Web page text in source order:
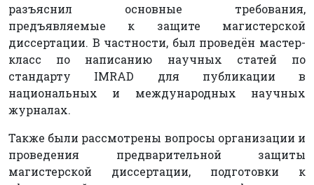
разъяснил основные требования,
предъявляемые к защите магистерской
диссертации. В частности, был проведён мастер-
класс по написанию научных статей по
стандарту IMRAD для публикации в
национальных и международных научных
журналах.
Также были рассмотрены вопросы организации и
проведения предварительной защиты
магистерской диссертации, подготовки к